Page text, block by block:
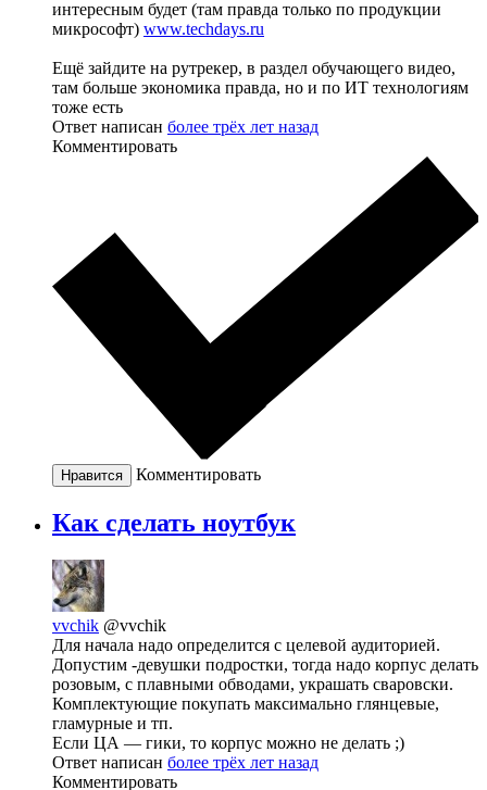
интересным будет (там правда только по продукции
микрософт) www.techdays.ru
Ещё зайдите на рутрекер, в раздел обучающего видео,
там больше экономика правда, но и по ИТ технологиям
тоже есть
Ответ написан более трёх лет назад
Комментировать
Нравится Комментировать
Как сделать ноутбук
vvchik @vvchik
Для начала надо определится с целевой аудиторией.
Допустим -девушки подростки, тогда надо корпус делать
розовым, с плавными обводами, украшать сваровски.
Комплектующие покупать максимально глянцевые,
гламурные и тп.
Если ЦА — гики, то корпус можно не делать ;)
Ответ написан более трёх лет назад
Комментировать